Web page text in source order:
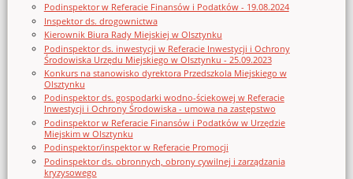
Podinspektor w Referacie Finansów i Podatków - 19.08.2024
Inspektor ds. drogownictwa
Kierownik Biura Rady Miejskiej w Olsztynku
Podinspektor ds. inwestycji w Referacie Inwestycji i Ochrony
Środowiska Urzędu Miejskiego w Olsztynku - 25.09.2023
Konkurs na stanowisko dyrektora Przedszkola Miejskiego w
Olsztynku
Podinspektor ds. gospodarki wodno-ściekowej w Referacie
Inwestycji i Ochrony Środowiska - umowa na zastępstwo
Podinspektor w Referacie Finansów i Podatków w Urzędzie
Miejskim w Olsztynku
Podinspektor/inspektor w Referacie Promocji
Podinspektor ds. obronnych, obrony cywilnej i zarządzania
kryzysowego